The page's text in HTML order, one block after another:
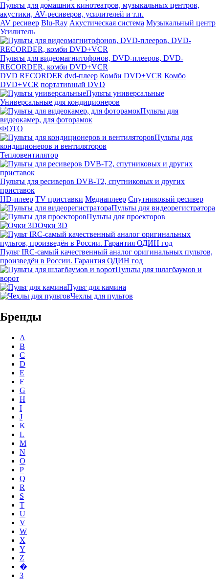
Пульты для домашних кинотеатров, музыкальных центров,
акустики, AV-ресиверов, усилителей и т.п.
AV ресивер Blu-Ray Акустическая система Музыкальный центр
Усилитель
Пульты для видеомагнитофонов, DVD-плееров, DVD-
RECORDER, комби DVD+VCR
DVD RECORDER dvd-плеер Комби DVD+VCR Комбо
DVD+VCR портативный DVD
Пульты универсальные
Универсальные для кондиционеров
Пульты для
видеокамер, для фоторамок
ФОТО
Пульты для
кондиционеров и вентиляторов
Тепловентилятор
Пульты для ресиверов DVB-T2, спутниковых и других
приставок
HD-плеер TV приставки Медиаплеер Спутниковый ресивер
Пульты для видеорегистратора
Пульты для проекторов
Очки 3D
Пульт IRC-самый качественный аналог оригинальных пультов,
произведён в России. Гарантия ОДИН год
Пульты для шлагбаумов и
ворот
Пульт для камина
Чехлы для пультов
Бренды
A
B
C
D
E
F
G
H
I
J
K
L
M
N
O
P
Q
R
S
T
U
V
W
X
Y
Z
�
3